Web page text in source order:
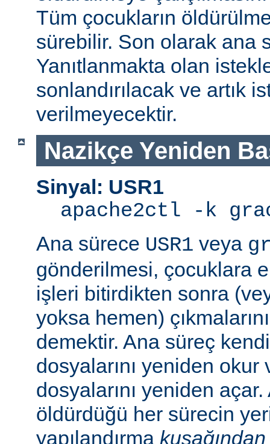
Tüm çocukların
sürebilir. Son olarak ana
Yanıtlanmakta olan
sonlandırılacak ve artık
verilmeyecektir.
Nazikçe Yeniden
Sinyal: USR1
apache2ctl -k
Ana sürece USR1 veya
gönderilmesi, çocuklara
işleri bitirdikten sonra
yoksa hemen)
demektir. Ana süreç
dosyalarını yeniden
dosyalarını yeniden
öldürdüğü her sürecin
yapılandırma kuşağından